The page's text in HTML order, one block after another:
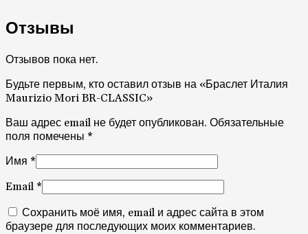
Отзывы
Отзывов пока нет.
Будьте первым, кто оставил отзыв на «Браслет Италия
Maurizio Mori BR-CLASSIC»
Ваш адрес email не будет опубликован. Обязательные
поля помечены *
Имя *
Email *
Сохранить моё имя, email и адрес сайта в этом
браузере для последующих моих комментариев.